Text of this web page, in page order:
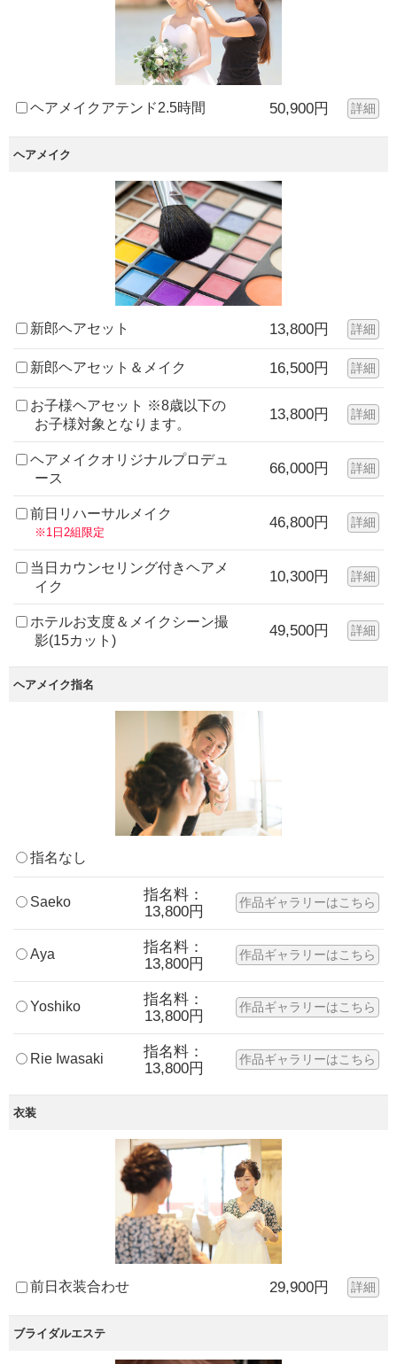
ヘアメイクアテンド2.5時間 50,900円 詳細
ヘアメイク
新郎ヘアセット 13,800円 詳細
新郎ヘアセット＆メイク 16,500円 詳細
お子様ヘアセット ※8歳以下の
お子様対象となります。
13,800円 詳細
ヘアメイクオリジナルプロデュ
ース
66,000円 詳細
前日リハーサルメイク
※1日2組限定
46,800円 詳細
当日カウンセリング付きヘアメ
イク
10,300円 詳細
ホテルお支度＆メイクシーン撮
影(15カット)
49,500円 詳細
ヘアメイク指名
指名なし
Saeko
指名料：
13,800円
作品ギャラリーはこちら
Aya
指名料：
13,800円
作品ギャラリーはこちら
Yoshiko
指名料：
13,800円
作品ギャラリーはこちら
Rie Iwasaki
指名料：
13,800円
作品ギャラリーはこちら
衣装
前日衣装合わせ 29,900円 詳細
ブライダルエステ